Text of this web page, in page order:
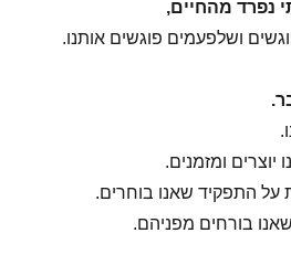
נפרד מהחיים,
ושלפעמים פוגשים אותנו.
ומזמנים.
על התפקיד שאנו בוחרים.
שאנו בורחים מפניהם.